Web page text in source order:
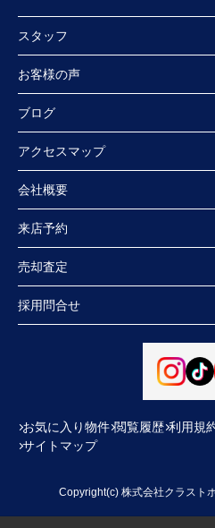
スタッフ
お客様の声
ブログ
アクセスマップ
会社概要
来店予約
売却査定
採用問合せ
お気に入り物件 閲覧履歴 利用規
サイトマップ
Copyright(c) 株式会社クラスト